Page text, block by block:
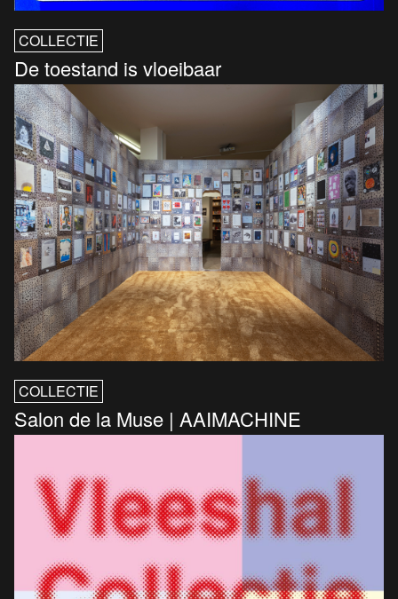
COLLECTIE
De toestand is vloeibaar
COLLECTIE
Salon de la Muse | AAIMACHINE